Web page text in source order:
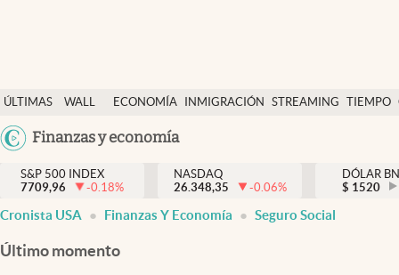
ÚLTIMAS
NOTICIAS
WALL
DÓLAR
ECONOMÍA INMIGRACIÓN STREAMING TIEMPO
México
Finanzas y economía
Finanzas y economía
Wall Street y dólar
Inmigración
Tiempo
S&P 500 INDEX
7709,96
-0.18%
NASDAQ
26.348,35
-0.06%
DÓLAR
$ 1520
Cronista USA Finanzas Y Economía Seguro Social
Último momento